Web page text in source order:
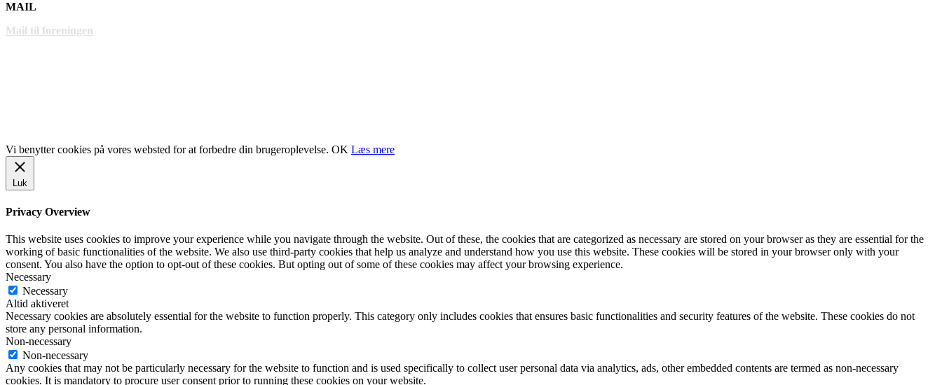
MAIL
Mail til foreningen
Vi benytter cookies på vores websted for at forbedre din brugeroplevelse. OK Læs mere
Luk
Privacy Overview
This website uses cookies to improve your experience while you navigate through the website. Out of these, the cookies that are categorized as necessary are stored on your browser as they are essential for the
working of basic functionalities of the website. We also use third-party cookies that help us analyze and understand how you use this website. These cookies will be stored in your browser only with your
consent. You also have the option to opt-out of these cookies. But opting out of some of these cookies may affect your browsing experience.
Necessary
Necessary
Altid aktiveret
Necessary cookies are absolutely essential for the website to function properly. This category only includes cookies that ensures basic functionalities and security features of the website. These cookies do not
store any personal information.
Non-necessary
Non-necessary
Any cookies that may not be particularly necessary for the website to function and is used specifically to collect user personal data via analytics, ads, other embedded contents are termed as non-necessary
cookies. It is mandatory to procure user consent prior to running these cookies on your website.